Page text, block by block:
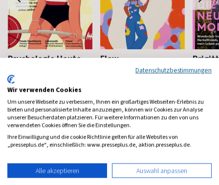
Psychologie Heute
ab 8,11 €
(monatlich) 4,40
Flow
Bewußt leben und erleben
(8 x pro Jahr) 4,63
Das
Haus & Garten Magazine
Datenschutzbestimmungen
Wir verwenden Cookies
Um unsere Webseite zu verbessern, Ihnen ein großartiges Webseiten-Erlebnis zu
bieten und personalisierte Inhalte anzuzeigen, können wir Cookies zur Analyse
unserer Besucherdaten platzieren. Für weitere Informationen zu den von uns
verwendeten Cookies öffnen Sie die Einstellungen.
Ihre Einwilligung und die cookie Richtlinie gelten für alle Websites von
„presseplus.de“, einschließlich: www.presseplus.de, aktion.presseplus.de.
Alle akzeptieren Auswahl anpassen